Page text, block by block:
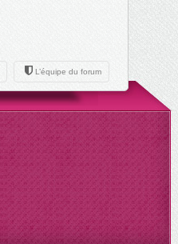
L’équipe du forum